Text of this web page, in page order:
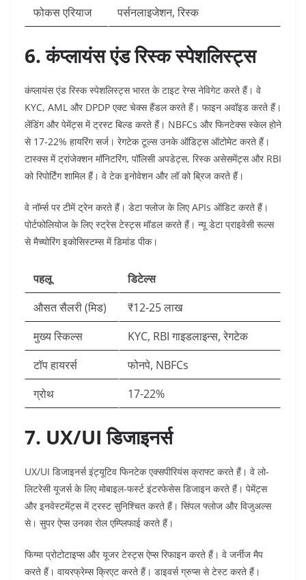
फोकस एरियाज
पर्सनलाइजेशन, रिस्क ​
6. कंप्लायंस एंड रिस्क स्पेशलिस्ट्स
कंप्लायंस एंड रिस्क स्पेशलिस्ट्स भारत के टाइट रेग्स नेविगेट करते हैं। वे
KYC, AML और DPDP एक्ट चेक्स हैंडल करते हैं। फाइन अवॉइड करते हैं।
लेंडिंग और पेमेंट्स में ट्रस्ट बिल्ड करते हैं। NBFCs और फिनटेक्स स्केल होने
से 17-22% हायरिंग सर्ज।​ रेगटेक टूल्स उनके ऑडिट्स ऑटोमेट करते हैं।
टास्क्स में ट्रांजेक्शन मॉनिटरिंग, पॉलिसी अपडेट्स, रिस्क असेसमेंट्स और RBI
को रिपोर्टिंग शामिल हैं। वे टेक इनोवेशन और लॉ को ब्रिज करते हैं।​
वे नॉर्म्स पर टीमें ट्रेन करते हैं। डेटा फ्लोज के लिए APIs ऑडिट करते हैं।
पोर्टफोलियोज के लिए स्ट्रेस टेस्ट्स मॉडल करते हैं। न्यू डेटा प्राइवेसी रूल्स
से मैच्योरिंग इकोसिस्टम्स में डिमांड पीक।​
पहलू
डिटेल्स
औसत सैलरी (मिड)
₹12-25 लाख ​
मुख्य स्किल्स
KYC, RBI गाइडलाइन्स, रेगटेक ​
टॉप हायरर्स
फोनपे, NBFCs ​
ग्रोथ
17-22% ​
7. UX/UI डिजाइनर्स
UX/UI डिजाइनर्स इंट्यूटिव फिनटेक एक्सपीरियंस क्राफ्ट करते हैं। वे लो-
लिटरेसी यूजर्स के लिए मोबाइल-फर्स्ट इंटरफेसेस डिजाइन करते हैं। पेमेंट्स
और इनवेस्टमेंट्स में ट्रस्ट सुनिश्चित करते हैं। सिंपल फ्लोज और विजुअल्स
से। सुपर ऐप्स उनका रोल एम्प्लिफाई करते हैं।​
फिग्मा प्रोटोटाइप्स और यूजर टेस्ट्स ऐप्स रिफाइन करते हैं। वे जर्नीज मैप
करते हैं। वायरफ्रेम्स क्रिएट करते हैं। डाइवर्स ग्रुप्स से टेस्ट करते हैं।